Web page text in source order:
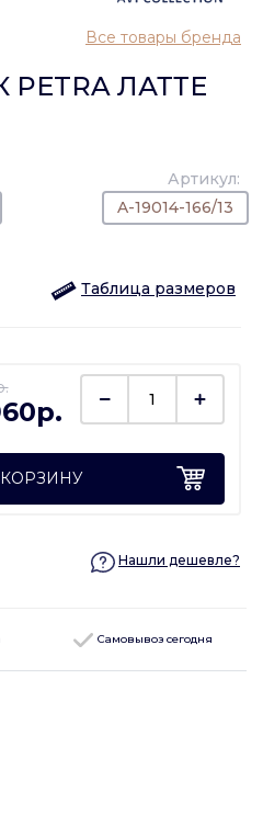
Все товары бренда
ЛАТТЕ
Артикул:
A-19014-166/13
Таблица размеров
Нашли дешевле?
Самовывоз сегодня